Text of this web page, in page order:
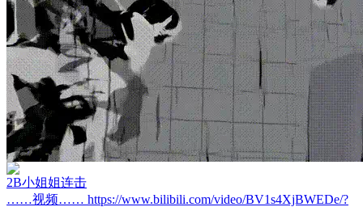
2B小姐姐连击
……视频…… https://www.bilibili.com/video/BV1s4XjBWEDe/?